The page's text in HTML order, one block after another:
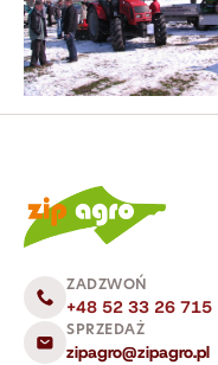
ZADZWOŃ
+48 52 33 26 715
SPRZEDAŻ
zipagro@zipagro.pl